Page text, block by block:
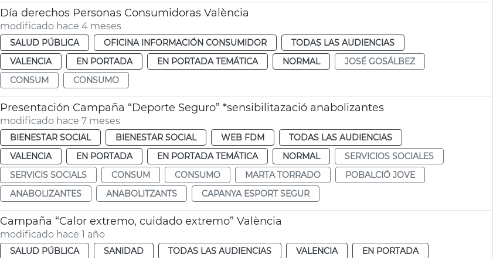
Día derechos Personas Consumidoras València
modificado hace 4 meses
SALUD PÚBLICA OFICINA INFORMACIÓN CONSUMIDOR
TODAS LAS AUDIENCIAS
VALENCIA
EN PORTADA EN PORTADA TEMÁTICA NORMAL
JOSÉ GOSÁLBEZ
CONSUM
CONSUMO
Presentación Campaña “Deporte Seguro” *sensibilitazació anabolizantes
modificado hace 7 meses
BIENESTAR SOCIAL BIENESTAR SOCIAL WEB FDM
TODAS LAS AUDIENCIAS
VALENCIA
EN PORTADA EN PORTADA TEMÁTICA NORMAL
SERVICIOS SOCIALES
SERVICIS SOCIALS
CONSUM CONSUMO MARTA TORRADO
POBALCIÓ JOVE
ANABOLIZANTES
ANABOLITZANTS CAPANYA ESPORT SEGUR
Campaña “Calor extremo, cuidado extremo” València
modificado hace 1 año
SALUD PÚBLICA SANIDAD TODAS LAS AUDIENCIAS VALENCIA
EN PORTADA